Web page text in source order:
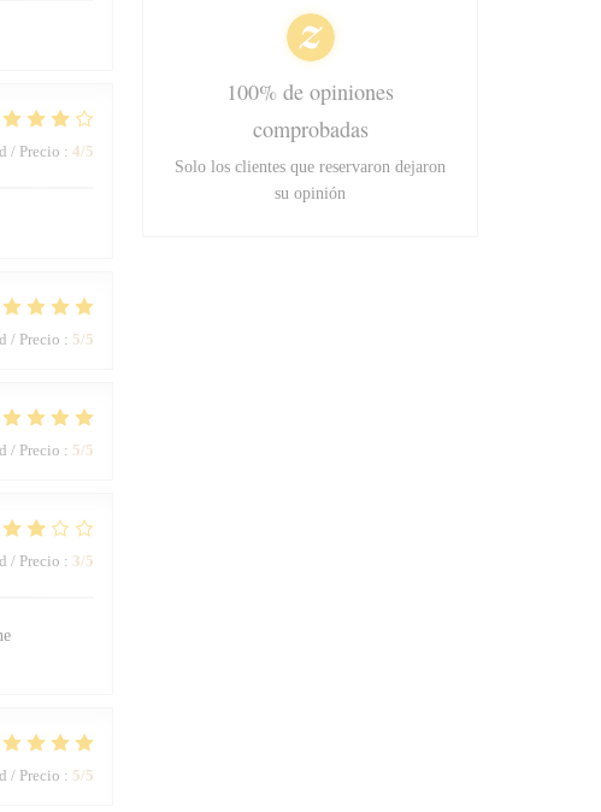
/ Precio : 4/5
/ Precio : 5/5
/ Precio : 5/5
/ Precio : 3/5
/ Precio : 5/5
100% de opiniones
comprobadas
Solo los clientes que reservaron dejaron
su opinión